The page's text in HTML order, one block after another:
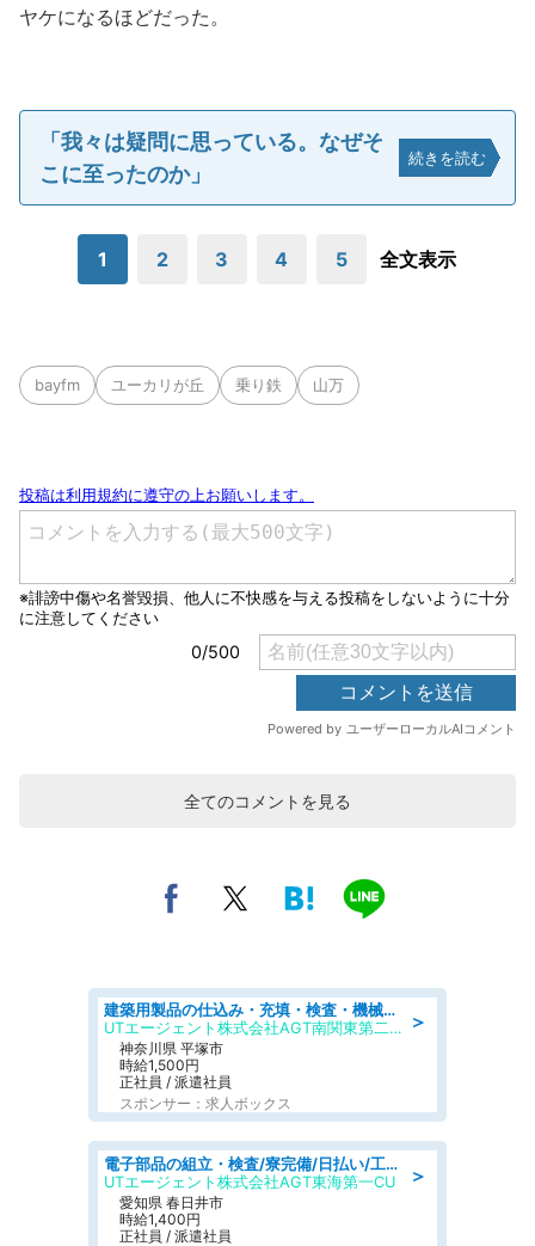
ヤケになるほどだった。
「我々は疑問に思っている。なぜそ
こに至ったのか」
続きを読む
1 2 3 4 5 全文表示
bayfm ユーカリが丘 乗り鉄 山万
全てのコメントを見る
＞
建築用製品の仕込み・充填・検査・機械操作/寮完備/日払い/工場・製造
UTエージェント株式会社AGT南関東第二CU
神奈川県 平塚市
時給1,500円
正社員 / 派遣社員
スポンサー：求人ボックス
＞
電子部品の組立・検査/寮完備/日払い/工場・製造
UTエージェント株式会社AGT東海第一CU
愛知県 春日井市
時給1,400円
正社員 / 派遣社員